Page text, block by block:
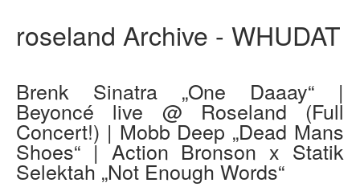
roseland Archive - WHUDAT
Brenk Sinatra „One Daaay“ |
Beyoncé live @ Roseland (Full
Concert!) | Mobb Deep „Dead Mans
Shoes“ | Action Bronson x Statik
Selektah „Not Enough Words“